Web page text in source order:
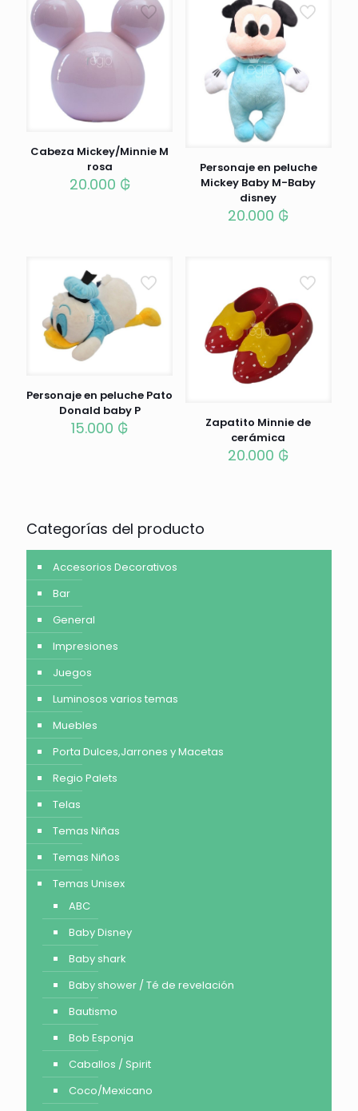
Cabeza Mickey/Minnie M
rosa
20.000 ₲
Personaje en peluche
Mickey Baby M-Baby
disney
20.000 ₲
Personaje en peluche Pato
Donald baby P
15.000 ₲
Zapatito Minnie de
cerámica
20.000 ₲
Categorías del producto
Accesorios Decorativos
Bar
General
Impresiones
Juegos
Luminosos varios temas
Muebles
Porta Dulces,Jarrones y Macetas
Regio Palets
Telas
Temas Niñas
Temas Niños
Temas Unisex
ABC
Baby Disney
Baby shark
Baby shower / Té de revelación
Bautismo
Bob Esponja
Caballos / Spirit
Coco/Mexicano